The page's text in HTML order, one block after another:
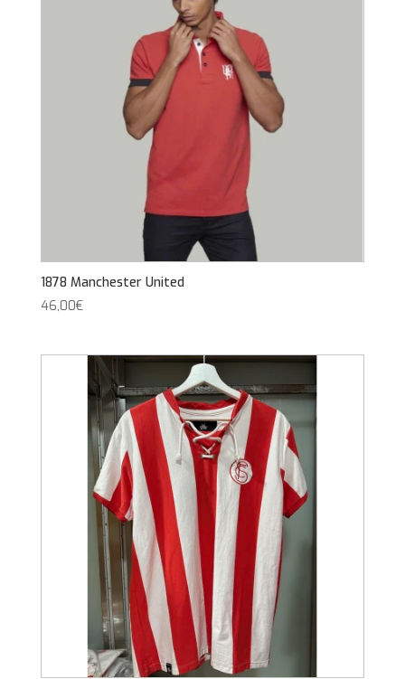
1878 Manchester United
46,00€